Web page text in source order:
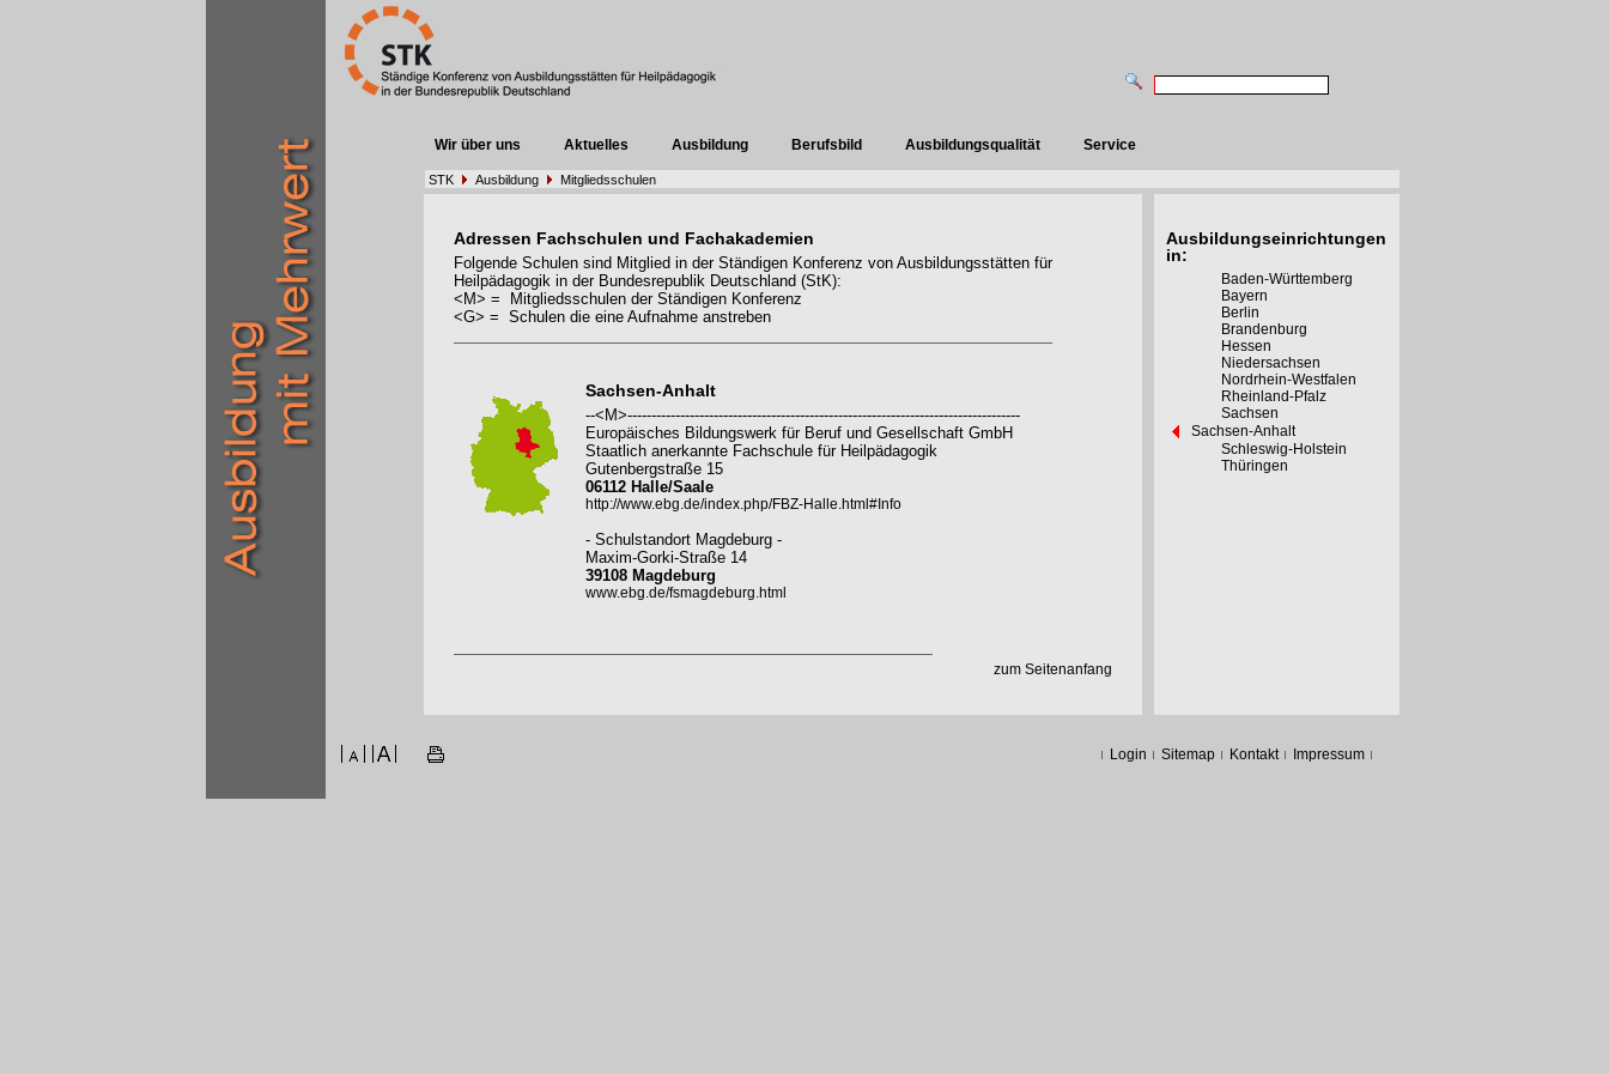
Wir über uns Aktuelles Ausbildung Berufsbild Ausbildungsqualität Service
STK Ausbildung Mitgliedsschulen
Adressen Fachschulen und Fachakademien
Folgende Schulen sind Mitglied in der Ständigen Konferenz von Ausbildungsstätten für
Heilpädagogik in der Bundesrepublik Deutschland (StK):
<M> = Mitgliedsschulen der Ständigen Konferenz
<G> = Schulen die eine Aufnahme anstreben
Sachsen-Anhalt
--<M>----------------------------------------------------------------------------------
Europäisches Bildungswerk für Beruf und Gesellschaft GmbH
Staatlich anerkannte Fachschule für Heilpädagogik
Gutenbergstraße 15
06112 Halle/Saale
http://www.ebg.de/index.php/FBZ-Halle.html#Info
- Schulstandort Magdeburg -
Maxim-Gorki-Straße 14
39108 Magdeburg
www.ebg.de/fsmagdeburg.html
zum Seitenanfang
Ausbildungseinrichtungen
in:
Baden-Württemberg
Bayern
Berlin
Brandenburg
Hessen
Niedersachsen
Nordrhein-Westfalen
Rheinland-Pfalz
Sachsen
Sachsen-Anhalt
Schleswig-Holstein
Thüringen
Login Sitemap Kontakt Impressum